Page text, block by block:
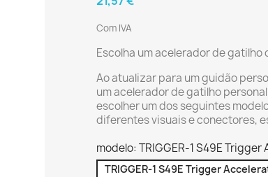
Com IVA
Escolha um acelerador de
Ao atualizar para um guidão
um acelerador de gatilho
escolher um dos seguintes
diferentes visuais e conectores,
modelo: TRIGGER-1 S49E
TRIGGER-1 S49E Trigger